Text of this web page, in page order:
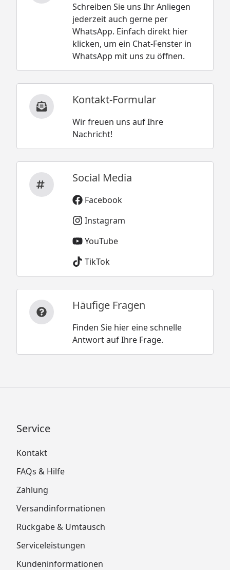
Schreiben Sie uns Ihr Anliegen
jederzeit auch gerne per
WhatsApp. Einfach direkt hier
klicken, um ein Chat-Fenster in
WhatsApp mit uns zu öffnen.
Kontakt-Formular
Wir freuen uns auf Ihre
Nachricht!
Social Media
Facebook
Instagram
YouTube
TikTok
Häufige Fragen
Finden Sie hier eine schnelle
Antwort auf Ihre Frage.
Service
Kontakt
FAQs & Hilfe
Zahlung
Versandinformationen
Rückgabe & Umtausch
Serviceleistungen
Kundeninformationen